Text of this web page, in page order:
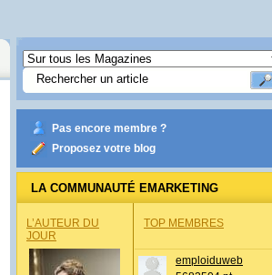
Pas encore membre ?
Proposez votre blog
LA COMMUNAUTÉ EMARKETING
L’AUTEUR DU
JOUR
TOP MEMBRES
emploiduweb